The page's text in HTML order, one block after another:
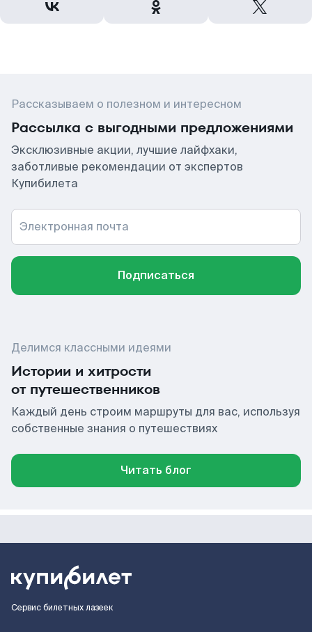
Рассказываем о полезном и интересном
Рассылка с выгодными предложениями
Эксклюзивные акции, лучшие лайфхаки,
заботливые рекомендации от экспертов
Купибилета
Электронная почта
Подписаться
Делимся классными идеями
Истории и хитрости
от путешественников
Каждый день строим маршруты для вас, используя
собственные знания о путешествиях
Читать блог
Сервис билетных лазеек